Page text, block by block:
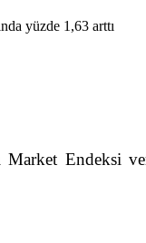
yüzde 1,63 arttı
Market Endeksi